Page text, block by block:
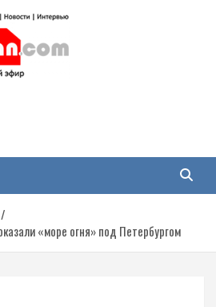
война
включая события в Новороссии, ДНР,
«море огня» под Петербургом